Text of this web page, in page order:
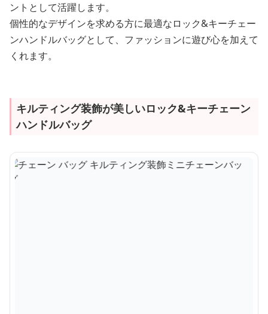
ントとして活躍します。
個性的なデザインを求める方に最適なロック&キーチェー
ンハンドルバッグとして、ファッションに遊び心を加えて
くれます。
キルティング装飾が美しいロック&キーチェーン
ハンドルバッグ